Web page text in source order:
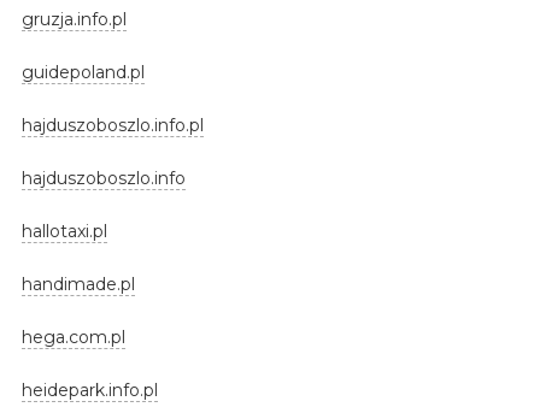
gruzja.info.pl
guidepoland.pl
hajduszoboszlo.info.pl
hajduszoboszlo.info
hallotaxi.pl
handimade.pl
hega.com.pl
heidepark.info.pl